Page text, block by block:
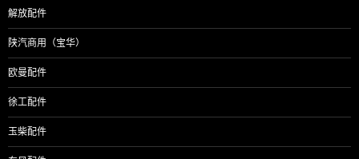
解放配件
陕汽商用（宝华）
欧曼配件
徐工配件
玉柴配件